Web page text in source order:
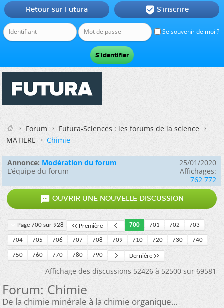
Se souvenir de moi ?
Retour sur Futura  S'inscrire
Forum
Futura-Sciences : les forums de la science
MATIERE
Chimie
Annonce: Modération du forum
L’équipe du forum
25/01/2020
Affichages:
762 772
 OUVRIR UNE NOUVELLE DISCUSSION
Page 700 sur 928 Première 700 701 702 703
704 705 706 707 708 709 710 720 730 740
750 760 770 780 790 Dernière
Affichage des discussions 52426 à 52500 sur 69581
Forum:Chimie
De la chimie minérale à la chimie organique...